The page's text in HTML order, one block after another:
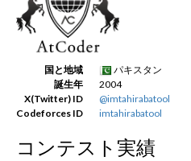
新規登録
国と地域
パキスタン
誕生年
2004
X(Twitter) ID
@imtahirabatool
Codeforces ID
imtahirabatool
コンテスト実績